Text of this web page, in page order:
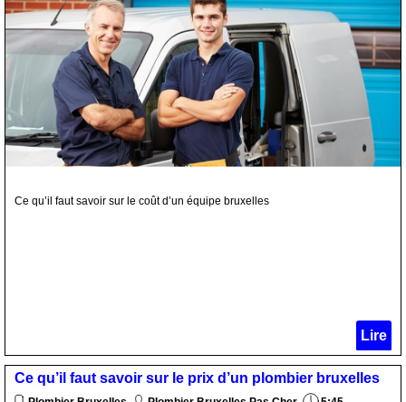
Ce qu’il faut savoir sur le coût d’un équipe bruxelles
Lire
Ce qu’il faut savoir sur le prix d’un plombier bruxelles